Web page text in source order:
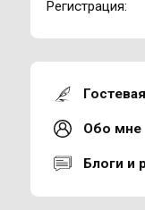
Регистрация:
Обо мне
Блоги и